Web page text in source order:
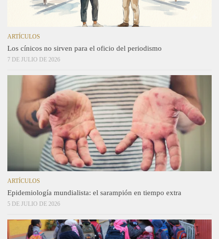
ARTÍCULOS
Los cínicos no sirven para el oficio del periodismo
7 DE JULIO DE 2026
ARTÍCULOS
Epidemiología mundialista: el sarampión en tiempo extra
5 DE JULIO DE 2026